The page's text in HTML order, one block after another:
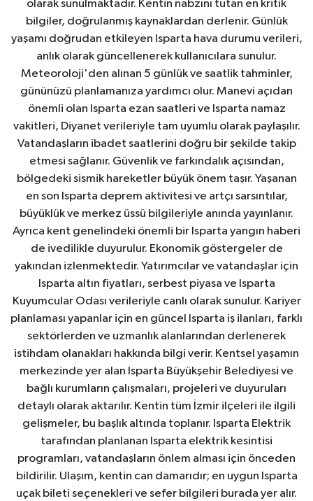
olarak sunulmaktadır. Kentin nabzını tutan en kritik
bilgiler, doğrulanmış kaynaklardan derlenir. Günlük
yaşamı doğrudan etkileyen Isparta hava durumu verileri,
anlık olarak güncellenerek kullanıcılara sunulur.
Meteoroloji'den alınan 5 günlük ve saatlik tahminler,
gününüzü planlamanıza yardımcı olur. Manevi açıdan
önemli olan Isparta ezan saatleri ve Isparta namaz
vakitleri, Diyanet verileriyle tam uyumlu olarak paylaşılır.
Vatandaşların ibadet saatlerini doğru bir şekilde takip
etmesi sağlanır. Güvenlik ve farkındalık açısından,
bölgedeki sismik hareketler büyük önem taşır. Yaşanan
en son Isparta deprem aktivitesi ve artçı sarsıntılar,
büyüklük ve merkez üssü bilgileriyle anında yayınlanır.
Ayrıca kent genelindeki önemli bir Isparta yangın haberi
de ivedilikle duyurulur. Ekonomik göstergeler de
yakından izlenmektedir. Yatırımcılar ve vatandaşlar için
Isparta altın fiyatları, serbest piyasa ve Isparta
Kuyumcular Odası verileriyle canlı olarak sunulur. Kariyer
planlaması yapanlar için en güncel Isparta iş ilanları, farklı
sektörlerden ve uzmanlık alanlarından derlenerek
istihdam olanakları hakkında bilgi verir. Kentsel yaşamın
merkezinde yer alan Isparta Büyükşehir Belediyesi ve
bağlı kurumların çalışmaları, projeleri ve duyuruları
detaylı olarak aktarılır. Kentin tüm İzmir ilçeleri ile ilgili
gelişmeler, bu başlık altında toplanır. Isparta Elektrik
tarafından planlanan Isparta elektrik kesintisi
programları, vatandaşların önlem alması için önceden
bildirilir. Ulaşım, kentin can damarıdır; en uygun Isparta
uçak bileti seçenekleri ve sefer bilgileri burada yer alır.